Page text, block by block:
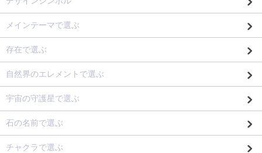
メインテーマで選ぶ
存在で選ぶ
自然界のエレメントで選ぶ
宇宙の守護星で選ぶ
石の名前で選ぶ
チャクラで選ぶ